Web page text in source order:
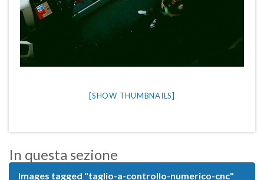
[SHOW THUMBNAILS]
In questa sezione
Images tagged "taglio-a-controllo-numerico-cnc"